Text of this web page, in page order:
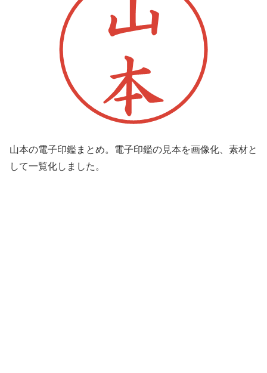
山本の電子印鑑まとめ。電子印鑑の見本を画像化、素材と
して一覧化しました。